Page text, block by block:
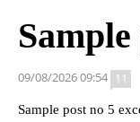
09/08/2026 09:54 11
Sample post no 5